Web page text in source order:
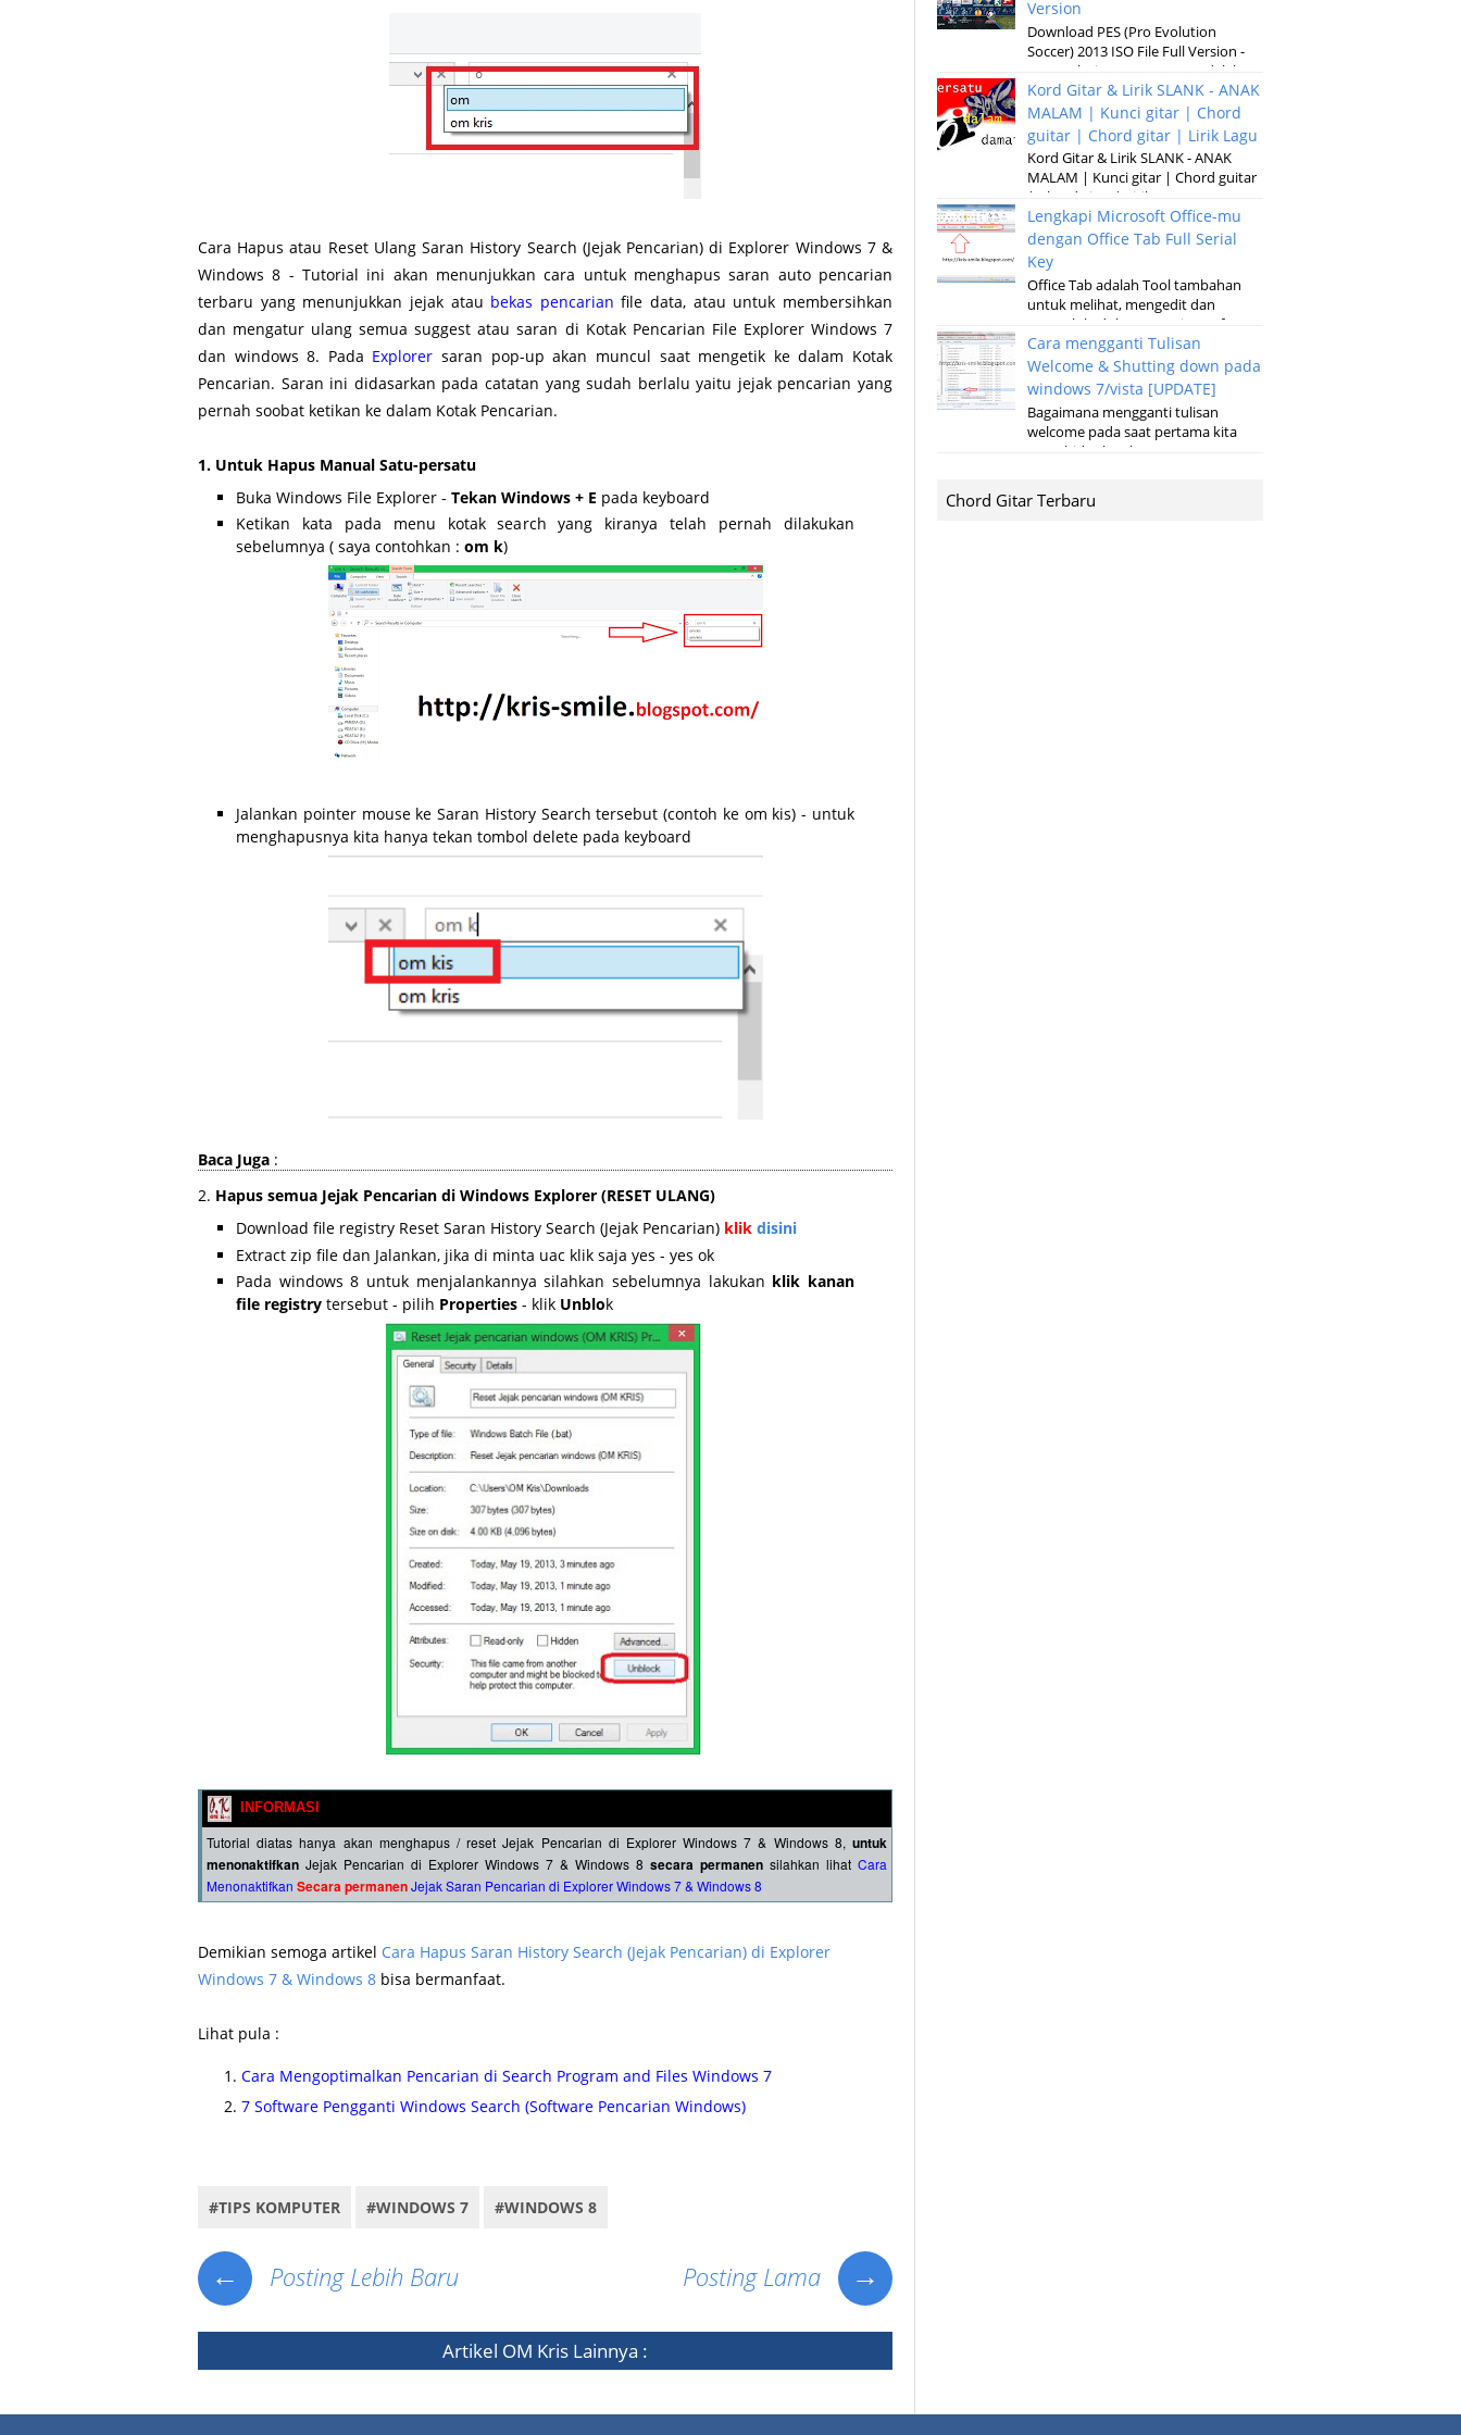
Cara Hapus atau Reset Ulang Saran History Search (Jejak Pencarian) di Explorer Windows 7 &
Windows 8 - Tutorial ini akan menunjukkan cara untuk menghapus saran auto pencarian
terbaru yang menunjukkan jejak atau bekas pencarian file data, atau untuk membersihkan
dan mengatur ulang semua suggest atau saran di Kotak Pencarian File Explorer Windows 7
dan windows 8. Pada Explorer saran pop-up akan muncul saat mengetik ke dalam Kotak
Pencarian. Saran ini didasarkan pada catatan yang sudah berlalu yaitu jejak pencarian yang
pernah soobat ketikan ke dalam Kotak Pencarian.
1. Untuk Hapus Manual Satu-persatu
Buka Windows File Explorer - Tekan Windows + E pada keyboard
Ketikan kata pada menu kotak search yang kiranya telah pernah dilakukan
sebelumnya ( saya contohkan : om k)
Jalankan pointer mouse ke Saran History Search tersebut (contoh ke om kis) - untuk
menghapusnya kita hanya tekan tombol delete pada keyboard
Baca Juga :
2. Hapus semua Jejak Pencarian di Windows Explorer (RESET ULANG)
Download file registry Reset Saran History Search (Jejak Pencarian) klik disini
Extract zip file dan Jalankan, jika di minta uac klik saja yes - yes ok
Pada windows 8 untuk menjalankannya silahkan sebelumnya lakukan klik kanan
file registry tersebut - pilih Properties - klik Unblok
INFORMASI
Tutorial diatas hanya akan menghapus / reset Jejak Pencarian di Explorer Windows 7 & Windows 8, untuk
menonaktifkan Jejak Pencarian di Explorer Windows 7 & Windows 8 secara permanen silahkan lihat Cara
Menonaktifkan Secara permanenJejak Saran Pencarian di Explorer Windows 7 & Windows 8
Demikian semoga artikel Cara Hapus Saran History Search (Jejak Pencarian) di Explorer
Windows 7 & Windows 8 bisa bermanfaat.
Lihat pula :
Cara Mengoptimalkan Pencarian di Search Program and Files Windows 7
7 Software Pengganti Windows Search (Software Pencarian Windows)
#TIPS KOMPUTER #WINDOWS 7 #WINDOWS 8
← Posting Lebih Baru Posting Lama →
Artikel OM Kris Lainnya :
Version
Download PES (Pro Evolution
Soccer) 2013 ISO File Full Version -
Pro Evolution Soccer 2013 adalah
versi terbaru dari permainan
pertandinga...
Kord Gitar & Lirik SLANK - ANAK
MALAM | Kunci gitar | Chord
guitar | Chord gitar | Lirik Lagu
Kord Gitar & Lirik SLANK - ANAK
MALAM | Kunci gitar | Chord guitar
| Chord gitar | Lirik Lagu G D Em
Kubaru keluar malam Setelah sun...
Lengkapi Microsoft Office-mu
dengan Office Tab Full Serial
Key
Office Tab adalah Tool tambahan
untuk melihat, mengedit dan
mengelola dokumen, Microsoft
Office baik pada microsoft Word,
Excel, Powerpoint...
Cara mengganti Tulisan
Welcome & Shutting down pada
windows 7/vista [UPDATE]
Bagaimana mengganti tulisan
welcome pada saat pertama kita
menghidupkan laptop atau
shuting down pada saat k...
Chord Gitar Terbaru